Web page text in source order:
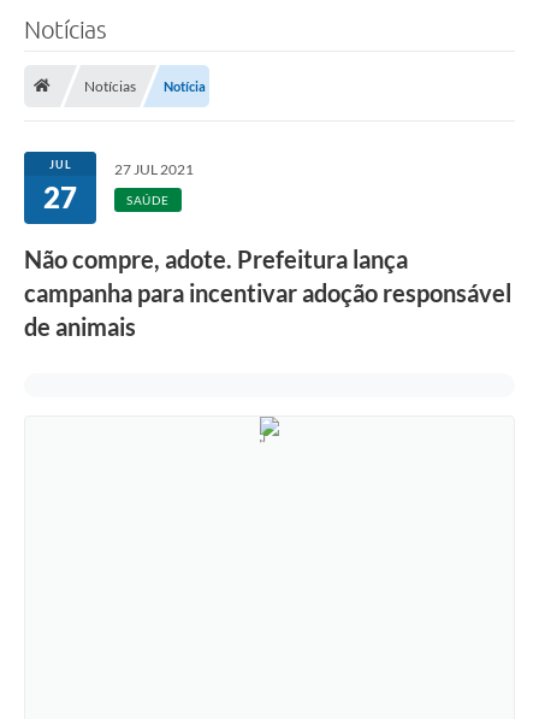
Notícias
Notícias Notícia
JUL
27
27 JUL 2021
SAÚDE
Não compre, adote. Prefeitura lança
campanha para incentivar adoção responsável
de animais